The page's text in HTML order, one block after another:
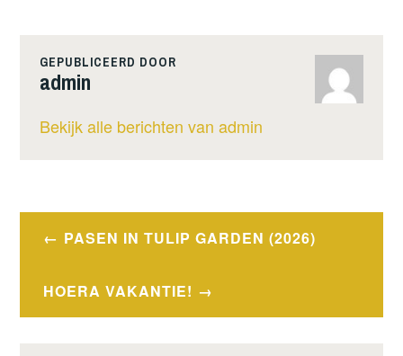
GEPUBLICEERD DOOR
admin
Bekijk alle berichten van admin
Bericht
PASEN IN TULIP GARDEN (2026)
HOERA VAKANTIE!